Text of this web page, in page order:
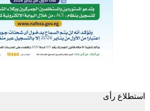
استطلاع رأى